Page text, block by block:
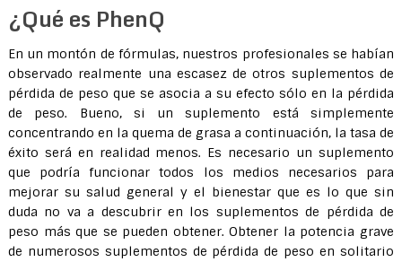
¿Qué es PhenQ
En un montón de fórmulas, nuestros profesionales se habían
observado realmente una escasez de otros suplementos de
pérdida de peso que se asocia a su efecto sólo en la pérdida
de peso. Bueno, si un suplemento está simplemente
concentrando en la quema de grasa a continuación, la tasa de
éxito será en realidad menos. Es necesario un suplemento
que podría funcionar todos los medios necesarios para
mejorar su salud general y el bienestar que es lo que sin
duda no va a descubrir en los suplementos de pérdida de
peso más que se pueden obtener. Obtener la potencia grave
de numerosos suplementos de pérdida de peso en solitario